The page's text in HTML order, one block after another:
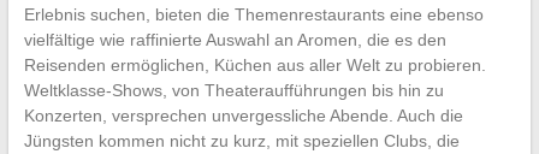
Erlebnis suchen, bieten die Themenrestaurants eine ebenso
vielfältige wie raffinierte Auswahl an Aromen, die es den
Reisenden ermöglichen, Küchen aus aller Welt zu probieren.
Weltklasse-Shows, von Theateraufführungen bis hin zu
Konzerten, versprechen unvergessliche Abende. Auch die
Jüngsten kommen nicht zu kurz, mit speziellen Clubs, die